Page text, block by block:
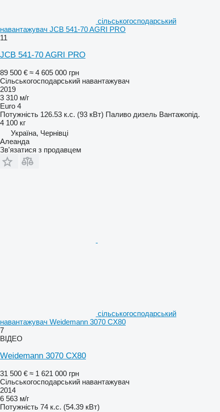
сільськогосподарський
навантажувач JCB 541-70 AGRI PRO
11
JCB 541-70 AGRI PRO
89 500 € ≈ 4 605 000 грн
Сільськогосподарський навантажувач
2019
3 310 м/г
Euro 4
Потужність 126.53 к.с. (93 кВт) Паливо дизель Вантажопід.
4 100 кг
Україна, Чернівці
Алеанда
Зв'язатися з продавцем
сільськогосподарський
навантажувач Weidemann 3070 CX80
7
ВІДЕО
Weidemann 3070 CX80
31 500 € ≈ 1 621 000 грн
Сільськогосподарський навантажувач
2014
6 563 м/г
Потужність 74 к.с. (54.39 кВт)